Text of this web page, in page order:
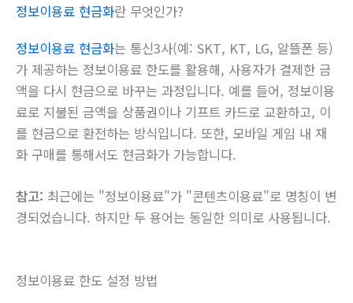
정보이용료 현금화란 무엇인가?
정보이용료 현금화는 통신3사(예: SKT, KT, LG, 알뜰폰 등)
가 제공하는 정보이용료 한도를 활용해, 사용자가 결제한 금
액을 다시 현금으로 바꾸는 과정입니다. 예를 들어, 정보이용
료로 지불된 금액을 상품권이나 기프트 카드로 교환하고, 이
를 현금으로 환전하는 방식입니다. 또한, 모바일 게임 내 재
화 구매를 통해서도 현금화가 가능합니다.
참고: 최근에는 "정보이용료"가 "콘텐츠이용료"로 명칭이 변
경되었습니다. 하지만 두 용어는 동일한 의미로 사용됩니다.
정보이용료 한도 설정 방법